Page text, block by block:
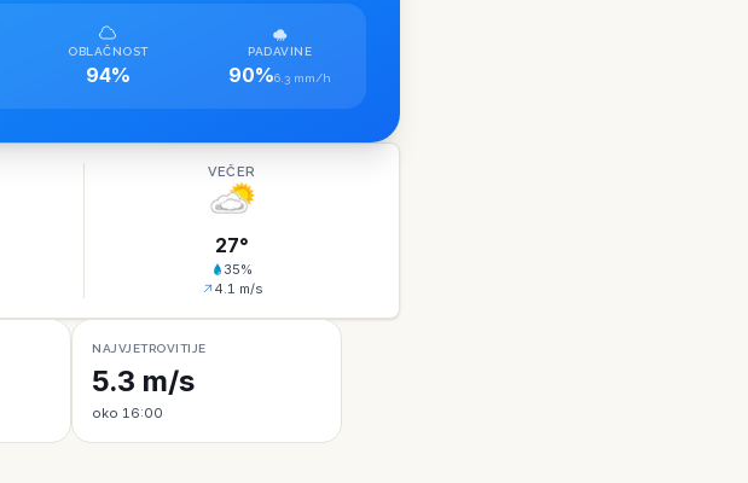
OBLAČNOST
94%
PADAVINE
90%6.3 mm/h
VEČER
27°
35%
4.1 m/s
NAJVJETROVITIJE
5.3 m/s
oko 16:00